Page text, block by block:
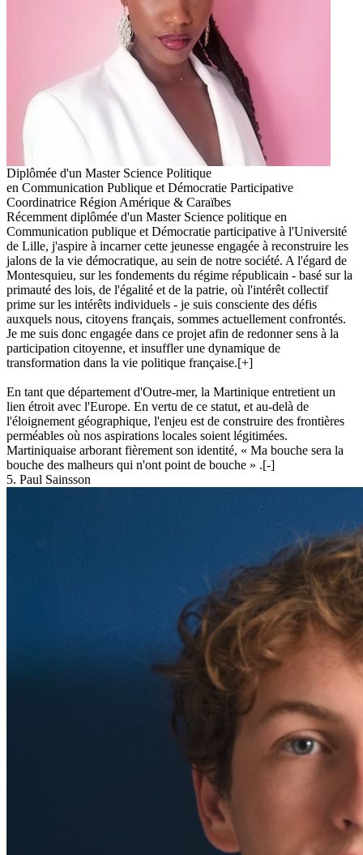
Diplômée d'un Master Science Politique
en Communication Publique et Démocratie Participative
Coordinatrice Région Amérique & Caraïbes
Récemment diplômée d'un Master Science politique en
Communication publique et Démocratie participative à l'Université
de Lille, j'aspire à incarner cette jeunesse engagée à reconstruire les
jalons de la vie démocratique, au sein de notre société. A l'égard de
Montesquieu, sur les fondements du régime républicain - basé sur la
primauté des lois, de l'égalité et de la patrie, où l'intérêt collectif
prime sur les intérêts individuels - je suis consciente des défis
auxquels nous, citoyens français, sommes actuellement confrontés.
Je me suis donc engagée dans ce projet afin de redonner sens à la
participation citoyenne, et insuffler une dynamique de
transformation dans la vie politique française.[+]
En tant que département d'Outre-mer, la Martinique entretient un
lien étroit avec l'Europe. En vertu de ce statut, et au-delà de
l'éloignement géographique, l'enjeu est de construire des frontières
perméables où nos aspirations locales soient légitimées.
Martiniquaise arborant fièrement son identité, « Ma bouche sera la
bouche des malheurs qui n'ont point de bouche » .[-]
5. Paul Sainsson